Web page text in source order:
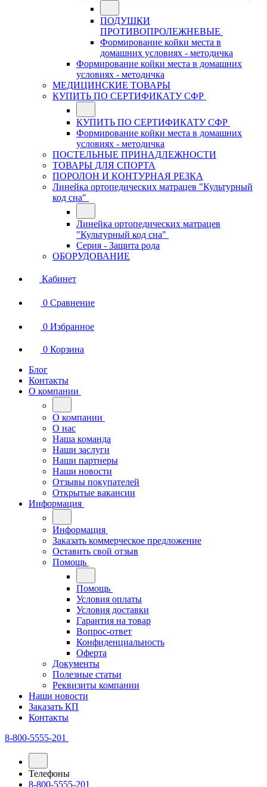
ПОДУШКИ
ПРОТИВОПРОЛЕЖНЕВЫЕ
Формирование койки места в
домашних условиях - методичка
Формирование койки места в домашних
условиях - методичка
МЕДИЦИНСКИЕ ТОВАРЫ
КУПИТЬ ПО СЕРТИФИКАТУ СФР
КУПИТЬ ПО СЕРТИФИКАТУ СФР
Формирование койки места в домашних
условиях - методичка
ПОСТЕЛЬНЫЕ ПРИНАДЛЕЖНОСТИ
ТОВАРЫ ДЛЯ СПОРТА
ПОРОЛОН И КОНТУРНАЯ РЕЗКА
Линейка ортопедических матрацев "Культурный
код сна"
Линейка ортопедических матрацев
"Культурный код сна"
Серия - Защита рода
ОБОРУДОВАНИЕ
Кабинет
0 Сравнение
0 Избранное
0 Корзина
Блог
Контакты
О компании
О компании
О нас
Наша команда
Наши заслуги
Наши партнеры
Наши новости
Отзывы покупателей
Открытые вакансии
Информация
Информация
Заказать коммерческое предложение
Оставить свой отзыв
Помощь
Помощь
Условия оплаты
Условия доставки
Гарантия на товар
Вопрос-ответ
Конфиденциальность
Оферта
Документы
Полезные статьи
Реквизиты компании
Наши новости
Заказать КП
Контакты
8-800-5555-201
Телефоны
8-800-5555-201